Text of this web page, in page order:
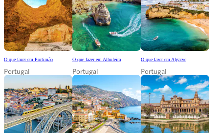
O que fazer em Portimão
Portugal
O que fazer em Albufeira
Portugal
O que fazer em Algarve
Portugal